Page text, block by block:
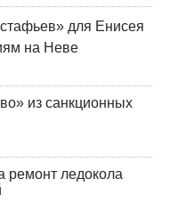
для Енисея
на Неве
из санкционных
ремонт ледокола